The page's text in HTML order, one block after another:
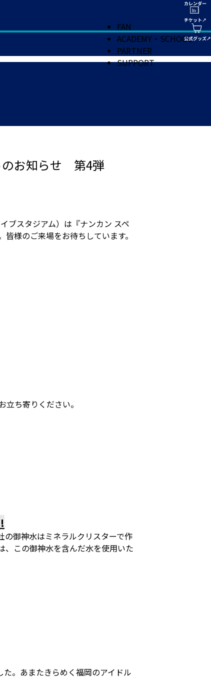
FAN
ACADEMY・SCHOOL
PARTNER
SUPPORT
のお知らせ 第4弾
ブスタジアム）は『ナンカン スペ
様のご来場をお待ちしています。
ち寄りください。
の御神水はミネラルクリスターで作
、この御神水を含んだ水を使用いた
。あまたきらめく福岡のアイドル